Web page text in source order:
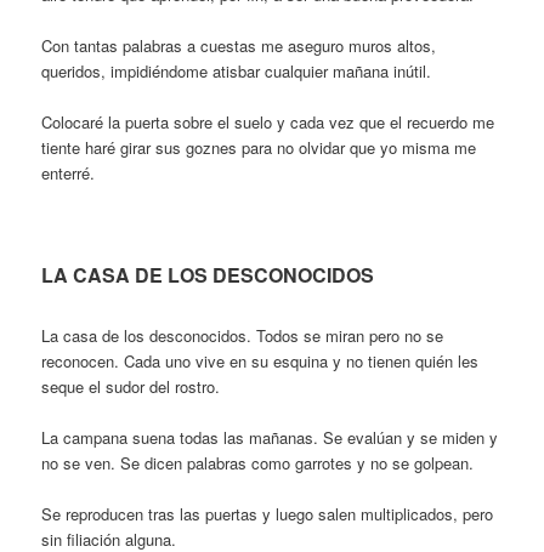
Con tantas palabras a cuestas me aseguro muros altos,
queridos, impidiéndome atisbar cualquier mañana inútil.
Colocaré la puerta sobre el suelo y cada vez que el recuerdo me
tiente haré girar sus goznes para no olvidar que yo misma me
enterré.
LA CASA DE LOS DESCONOCIDOS
La casa de los desconocidos. Todos se miran pero no se
reconocen. Cada uno vive en su esquina y no tienen quién les
seque el sudor del rostro.
La campana suena todas las mañanas. Se evalúan y se miden y
no se ven. Se dicen palabras como garrotes y no se golpean.
Se reproducen tras las puertas y luego salen multiplicados, pero
sin filiación alguna.